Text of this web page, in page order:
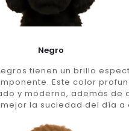
Negro
tienen un brillo
Este color
y moderno, además de
la suciedad del día a